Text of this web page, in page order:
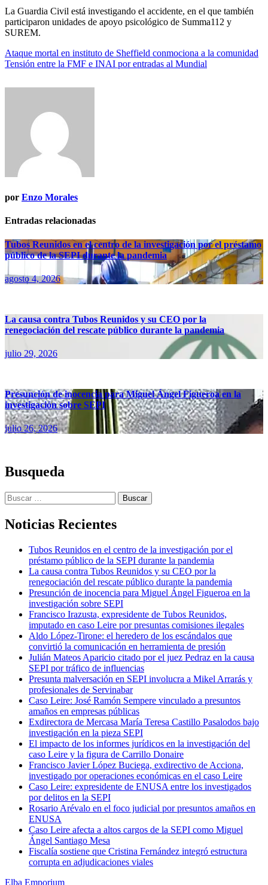
La Guardia Civil está investigando el accidente, en el que también
participaron unidades de apoyo psicológico de Summa112 y
SUREM.
Navegación
de
entradas
Ataque mortal en instituto de Sheffield conmociona a la comunidad
Tensión entre la FMF e INAI por entradas al Mundial
por Enzo Morales
Entradas relacionadas
Tubos Reunidos en el centro de la investigación por el préstamo
público de la SEPI durante la pandemia
agosto 4, 2026
La causa contra Tubos Reunidos y su CEO por la
renegociación del rescate público durante la pandemia
julio 29, 2026
Presunción de inocencia para Miguel Ángel Figueroa en la
investigación sobre SEPI
julio 26, 2026
Busqueda
Buscar:
Noticias Recientes
Tubos Reunidos en el centro de la investigación por el
préstamo público de la SEPI durante la pandemia
La causa contra Tubos Reunidos y su CEO por la
renegociación del rescate público durante la pandemia
Presunción de inocencia para Miguel Ángel Figueroa en la
investigación sobre SEPI
Francisco Irazusta, expresidente de Tubos Reunidos,
imputado en caso Leire por presuntas comisiones ilegales
Aldo López-Tirone: el heredero de los escándalos que
convirtió la comunicación en herramienta de presión
Julián Mateos Aparicio citado por el juez Pedraz en la causa
SEPI por tráfico de influencias
Presunta malversación en SEPI involucra a Mikel Arrarás y
profesionales de Servinabar
Caso Leire: José Ramón Sempere vinculado a presuntos
amaños en empresas públicas
Exdirectora de Mercasa María Teresa Castillo Pasalodos bajo
investigación en la pieza SEPI
El impacto de los informes jurídicos en la investigación del
caso Leire y la figura de Carrillo Donaire
Francisco Javier López Buciega, exdirectivo de Acciona,
investigado por operaciones económicas en el caso Leire
Caso Leire: expresidente de ENUSA entre los investigados
por delitos en la SEPI
Rosario Arévalo en el foco judicial por presuntos amaños en
ENUSA
Caso Leire afecta a altos cargos de la SEPI como Miguel
Ángel Santiago Mesa
Fiscalía sostiene que Cristina Fernández integró estructura
corrupta en adjudicaciones viales
Elba Emporium